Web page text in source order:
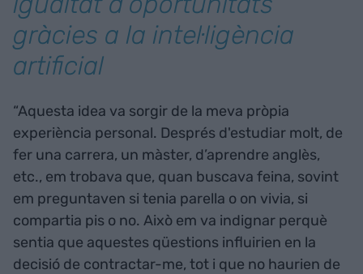
gràcies a la intel·ligència
artificial
“Aquesta idea va sorgir de la meva pròpia
experiència personal. Després d'estudiar molt, de
fer una carrera, un màster, d’aprendre anglès,
etc., em trobava que, quan buscava feina, sovint
em preguntaven si tenia parella o on vivia, si
compartia pis o no. Això em va indignar perquè
sentia que aquestes qüestions influirien en la
decisió de contractar-me, tot i que no haurien de